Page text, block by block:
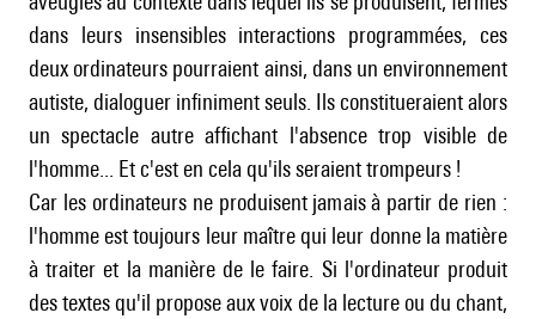
dans leurs insensibles interactions programmées, ces
deux ordinateurs pourraient ainsi, dans un environnement
autiste, dialoguer infiniment seuls. Ils constitueraient alors
un spectacle autre affichant l'absence trop visible de
l'homme... Et c'est en cela qu'ils seraient trompeurs !
Car les ordinateurs ne produisent jamais à partir de rien :
l'homme est toujours leur maître qui leur donne la matière
à traiter et la manière de le faire. Si l'ordinateur produit
des textes qu'il propose aux voix de la lecture ou du chant,